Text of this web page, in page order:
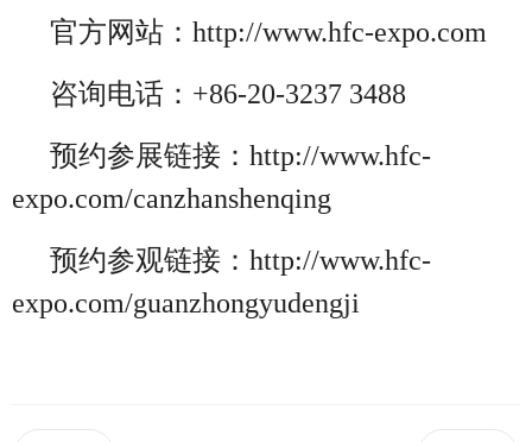
官方网站：http://www.hfc-expo.com
咨询电话：+86-20-3237 3488
预约参展链接：http://www.hfc-
expo.com/canzhanshenqing
预约参观链接：http://www.hfc-
expo.com/guanzhongyudengji